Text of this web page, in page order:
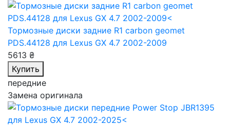
Тормозные диски задние R1 carbon geomet
PDS.44128 для Lexus GX 4.7 2002-2009
5613 ₴
Купить
передние
Замена оригинала